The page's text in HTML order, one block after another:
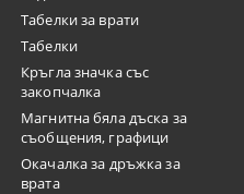
Табелки за врати
Табелки
Кръгла значка със
закопчалка
Магнитна бяла дъска за
съобщения, графици
Окачалка за дръжка за
врата